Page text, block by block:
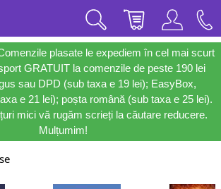
plasate le expediem în cel mai scurt
GRATUIT la comenzile de peste 190 lei
sau DPD (sub taxa e 19 lei); EasyBox,
e 21 lei); poșta română (sub taxa e 25 lei).
mici vă rugăm scrieți la căutare reducere.
Mulțumim!